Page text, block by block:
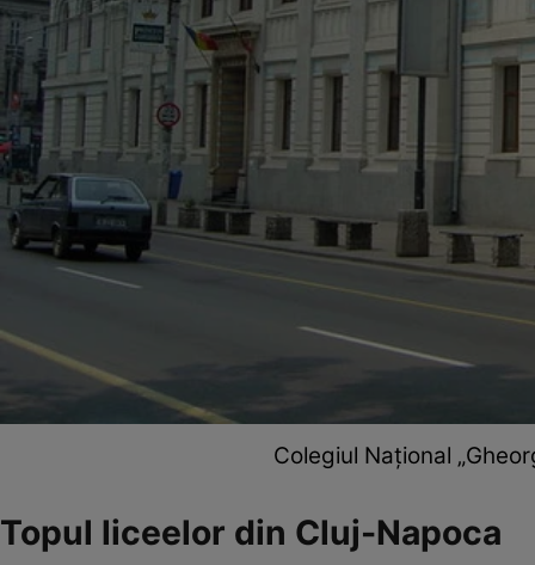
Colegiul Național
Topul liceelor din Cluj-Napoca